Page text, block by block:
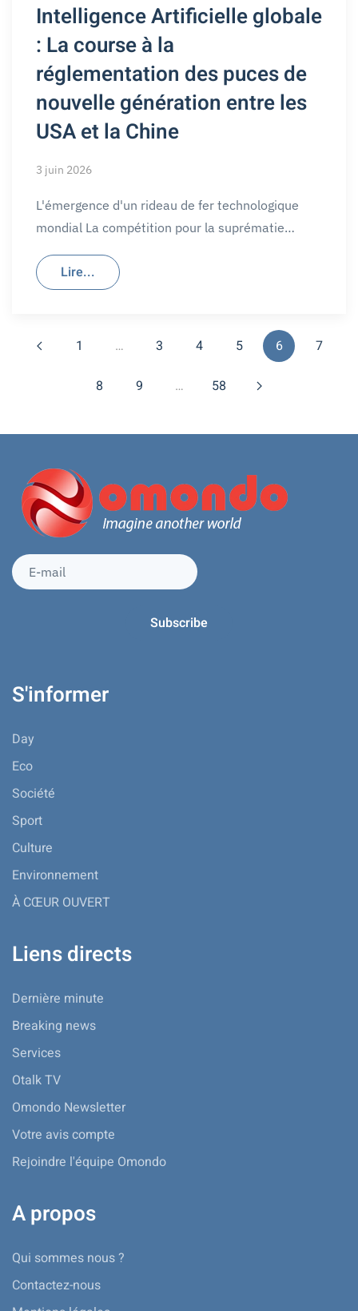
Intelligence Artificielle globale
: La course à la
réglementation des puces de
nouvelle génération entre les
USA et la Chine
3 juin 2026
L'émergence d'un rideau de fer technologique
mondial La compétition pour la suprématie…
Lire...
1 … 3 4 5 6 7
8 9 … 58
S'informer
Day
Eco
Société
Sport
Culture
Environnement
À CŒUR OUVERT
Liens directs
Dernière minute
Breaking news
Services
Otalk TV
Omondo Newsletter
Votre avis compte
Rejoindre l'équipe Omondo
A propos
Qui sommes nous ?
Contactez-nous